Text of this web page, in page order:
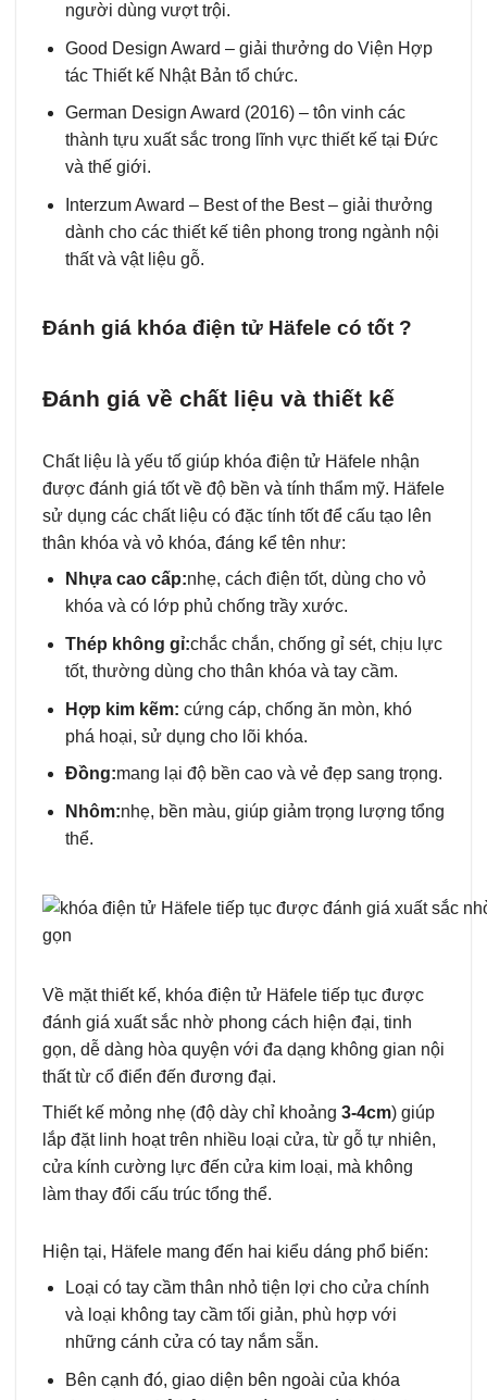
người dùng vượt trội.
Good Design Award – giải thưởng do Viện Hợp
tác Thiết kế Nhật Bản tổ chức.
German Design Award (2016) – tôn vinh các
thành tựu xuất sắc trong lĩnh vực thiết kế tại Đức
và thế giới.
Interzum Award – Best of the Best – giải thưởng
dành cho các thiết kế tiên phong trong ngành nội
thất và vật liệu gỗ.
Đánh giá khóa điện tử Häfele có tốt ?
Đánh giá về chất liệu và thiết kế
Chất liệu là yếu tố giúp khóa điện tử Häfele nhận
được đánh giá tốt về độ bền và tính thẩm mỹ. Häfele
sử dụng các chất liệu có đặc tính tốt để cấu tạo lên
thân khóa và vỏ khóa, đáng kể tên như:
Nhựa cao cấp:nhẹ, cách điện tốt, dùng cho vỏ
khóa và có lớp phủ chống trầy xước.
Thép không gỉ:chắc chắn, chống gỉ sét, chịu lực
tốt, thường dùng cho thân khóa và tay cầm.
Hợp kim kẽm: cứng cáp, chống ăn mòn, khó
phá hoại, sử dụng cho lõi khóa.
Đồng:mang lại độ bền cao và vẻ đẹp sang trọng.
Nhôm:nhẹ, bền màu, giúp giảm trọng lượng tổng
thể.
Về mặt thiết kế, khóa điện tử Häfele tiếp tục được
đánh giá xuất sắc nhờ phong cách hiện đại, tinh
gọn, dễ dàng hòa quyện với đa dạng không gian nội
thất từ cổ điển đến đương đại.
Thiết kế mỏng nhẹ (độ dày chỉ khoảng 3-4cm) giúp
lắp đặt linh hoạt trên nhiều loại cửa, từ gỗ tự nhiên,
cửa kính cường lực đến cửa kim loại, mà không
làm thay đổi cấu trúc tổng thể.
Hiện tại, Häfele mang đến hai kiểu dáng phổ biến:
Loại có tay cầm thân nhỏ tiện lợi cho cửa chính
và loại không tay cầm tối giản, phù hợp với
những cánh cửa có tay nắm sẵn.
Bên cạnh đó, giao diện bên ngoài của khóa